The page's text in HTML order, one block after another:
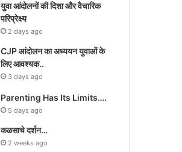
युवा आंदोलनों की दिशा और वैचारिक
परिप्रेक्ष्य
2 days ago
CJP आंदोलन का अध्ययन युवाओं के
लिए आवश्यक..
3 days ago
Parenting Has Its Limits….
5 days ago
कळसाचे दर्शन…
2 weeks ago